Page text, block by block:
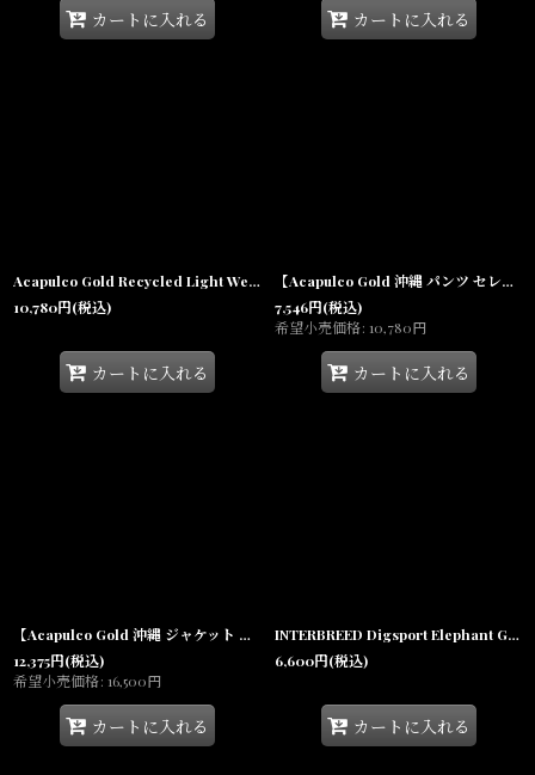
カートに入れる カートに入れる
Acapulco Gold Recycled Light Weight Nylon Shorts Lime Green リサイクル ナイロン ショーツ メンズ
10,780円(税込)
カートに入れる
【Acapulco Gold 沖縄 パンツ セレクトショップ】 Tech Mesh Shorts テック メッシュ ショートパンツ メンズ
7,546円(税込)
希望小売価格: 10,780円
カートに入れる
【Acapulco Gold 沖縄 ジャケット セレクトショップ】 Knight Logo Nylon Coach Jacket Black/Gold ナイロン コーチジャケット ブラック メンズ
12,375円(税込)
希望小売価格: 16,500円
カートに入れる
INTERBREED Digsport Elephant Gym Sack メッシュ ジムサック ナップサック エレファント バッグ
6,600円(税込)
カートに入れる